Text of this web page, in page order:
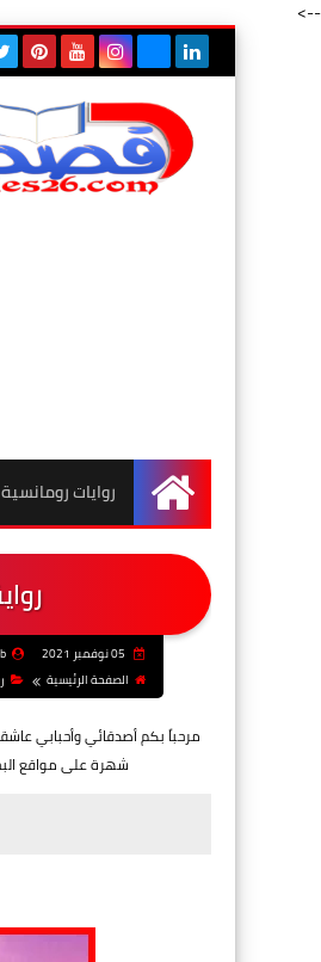
-->
الرئيسية
روايات رومانسية
الصفحة الرئيسية
مرحباً بكم أصدقائي وأحبابي
شهرة على مواقع